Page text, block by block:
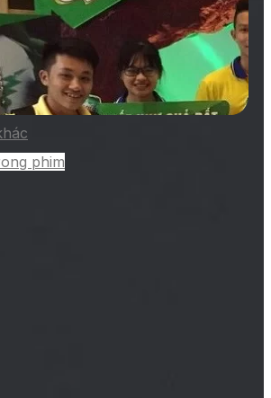
Quảng cáo ở sảnh chờ
Kích hoạt thương hiệu
Quảng cáo tại hành lang
Các hình thức quảng cáo
phim